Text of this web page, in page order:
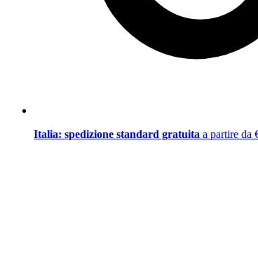
Italia: spedizione standard gratuita a partire da